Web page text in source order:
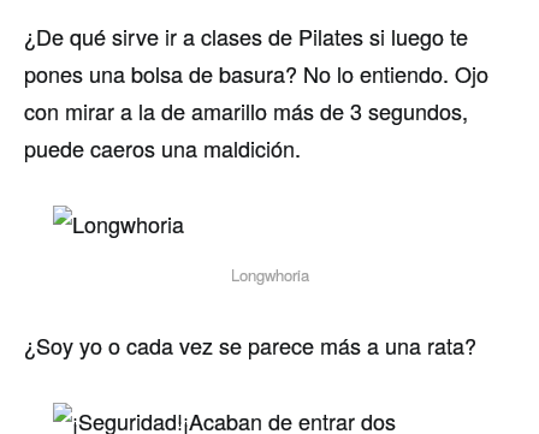
¿De qué sirve ir a clases de Pilates si luego te
pones una bolsa de basura? No lo entiendo. Ojo
con mirar a la de amarillo más de 3 segundos,
puede caeros una maldición.
Longwhoria
¿Soy yo o cada vez se parece más a una rata?